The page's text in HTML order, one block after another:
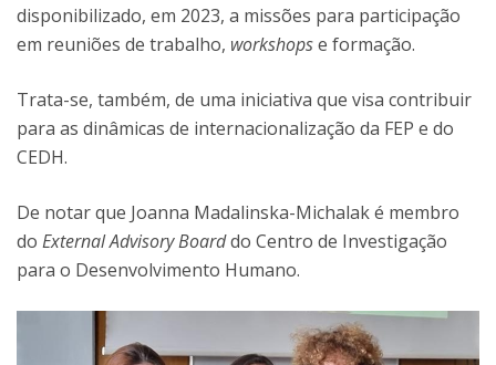
disponibilizado, em 2023, a missões para participação
em reuniões de trabalho, workshopse formação.
Trata-se, também, de uma iniciativa que visa contribuir
para as dinâmicas de internacionalização da FEP e do
CEDH.
De notar que Joanna Madalinska-Michalak é membro
do External Advisory Boarddo Centro de Investigação
para o Desenvolvimento Humano.